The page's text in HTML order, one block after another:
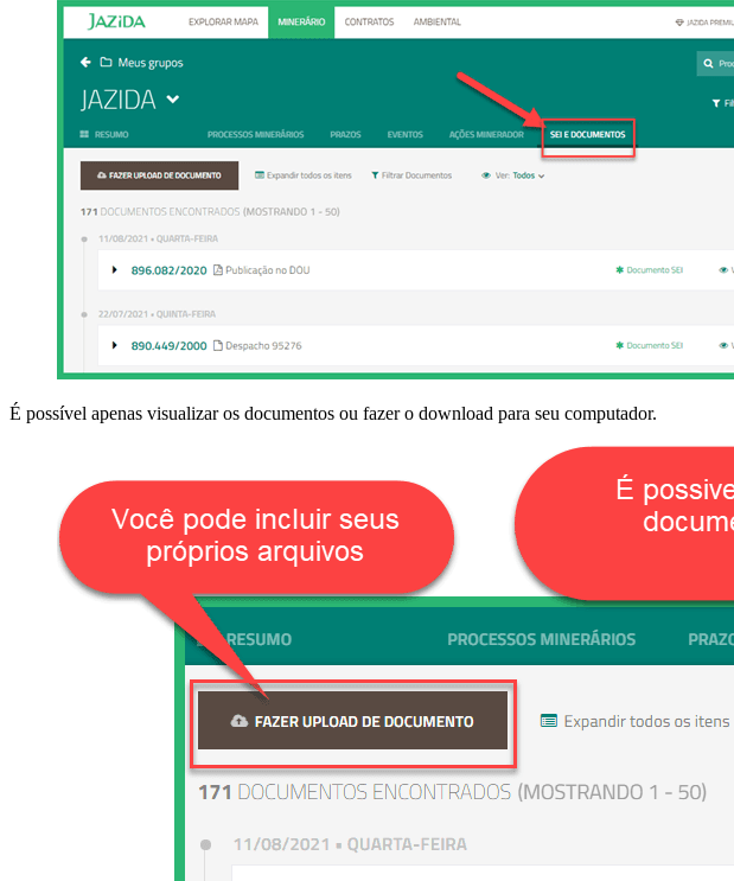
É possível apenas visualizar os documentos ou fazer o download para seu computador.